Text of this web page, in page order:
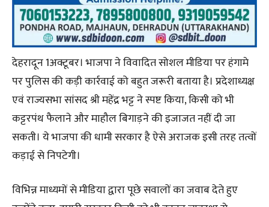
देहरादून 1अक्टूबर। भाजपा ने विवादित सोशल मीडिया पर हंगामे
पर पुलिस की कड़ी कार्रवाई को बहुत जरूरी बताया है। प्रदेशाध्यक्ष
एवं राज्यसभा सांसद श्री महेंद्र भट्ट ने स्पष्ट किया, किसी को भी
कट्टरपंथ फैलाने और माहौल बिगाड़ने की इजाजत नहीं दी जा
सकती। ये भाजपा की धामी सरकार है ऐसे अराजक इसी तरह तत्वों
कड़ाई से निपटेगी।
विभिन्न माध्यमों से मीडिया द्वारा पूछे सवालों का जवाब देते हुए